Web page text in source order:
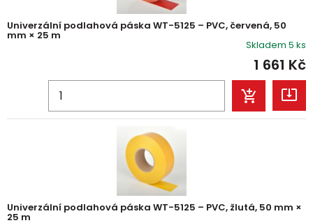
Univerzální podlahová páska WT-5125 – PVC, červená, 50
mm × 25 m
Skladem 5 ks
1 661 Kč
Univerzální podlahová páska WT-5125 – PVC, žlutá, 50 mm ×
25 m